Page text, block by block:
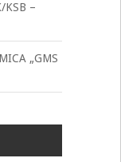
KSB –
„GMS